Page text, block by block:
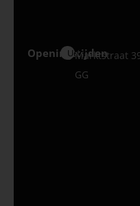
Openingstijden
Uden
Marktstraat
GG